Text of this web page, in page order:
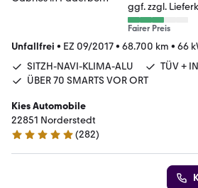
ggf. zzgl.
Fairer Preis
Unfallfrei • EZ 09/2017• 68.700 km • 66
SITZH-NAVI-KLIMA-ALU
TÜV +
ÜBER 70 SMARTS VOR ORT
Kies Automobile
22851 Norderstedt
4.8 Sterne
(282)